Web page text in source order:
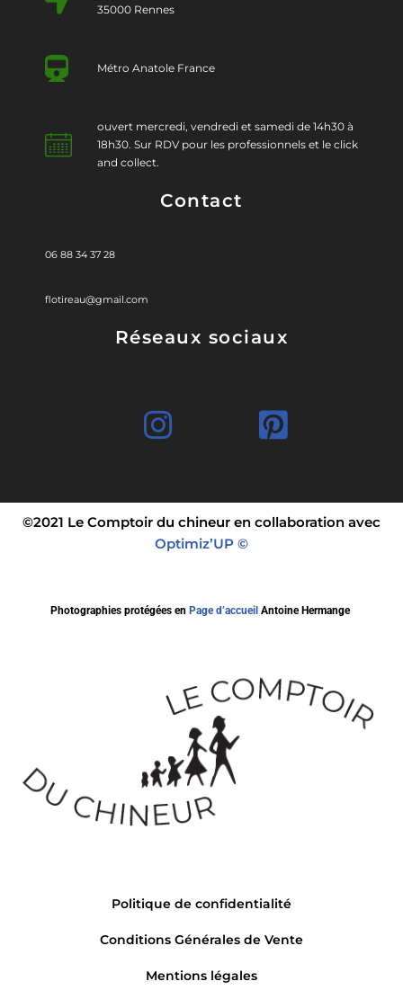
35000 Rennes
Métro Anatole France
ouvert mercredi, vendredi et samedi de 14h30 à
18h30. Sur RDV pour les professionnels et le click
and collect.
Contact
06 88 34 37 28
flotireau@gmail.com
Réseaux sociaux
©2021 Le Comptoir du chineur en collaboration avec
Optimiz’UP ©
Photographies protégées en Page d’accueil Antoine Hermange
Politique de confidentialité
Conditions Générales de Vente
Mentions légales